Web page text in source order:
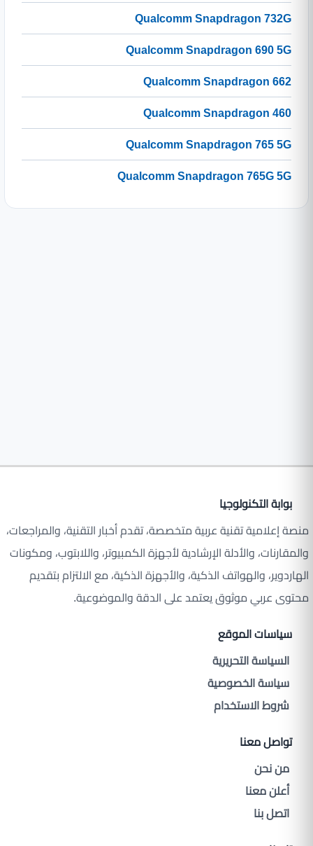
Qualcomm Snapdragon 732G
Qualcomm Snapdragon 690 5G
Qualcomm Snapdragon 662
Qualcomm Snapdragon 460
Qualcomm Snapdragon 765 5G
Qualcomm Snapdragon 765G 5G
بوابة التكنولوجيا
منصة إعلامية تقنية عربية متخصصة، تقدم أخبار التقنية، والمراجعات،
والمقارنات، والأدلة الإرشادية لأجهزة الكمبيوتر، واللابتوب، ومكونات
الهاردوير، والهواتف الذكية، والأجهزة الذكية، مع الالتزام بتقديم
محتوى عربي موثوق يعتمد على الدقة والموضوعية.
سياسات الموقع
السياسة التحريرية
سياسة الخصوصية
شروط الاستخدام
تواصل معنا
من نحن
أعلن معنا
اتصل بنا